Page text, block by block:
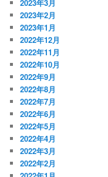
2023年3月
2023年2月
2023年1月
2022年12月
2022年11月
2022年10月
2022年9月
2022年8月
2022年7月
2022年6月
2022年5月
2022年4月
2022年3月
2022年2月